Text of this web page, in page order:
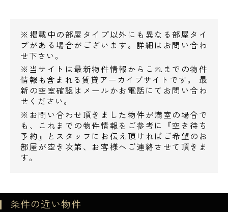
※掲載中の部屋タイプ以外にも異なる部屋タイ
プがある場合がございます。詳細はお問い合わ
せ下さい。
※当サイトは最新物件情報からこれまでの物件
情報も含まれる賃貸アーカイブサイトです。 最
新の空室確認はメールかお電話にてお問い合わ
せください。
※お問い合わせ頂きました物件が満室の場合で
も、これまでの物件情報をご参考に『空き待ち
予約』とスタッフにお伝え頂ければご希望のお
部屋が空き次第、お客様へご連絡させて頂きま
す。
条件の近い物件
お問い合わせ